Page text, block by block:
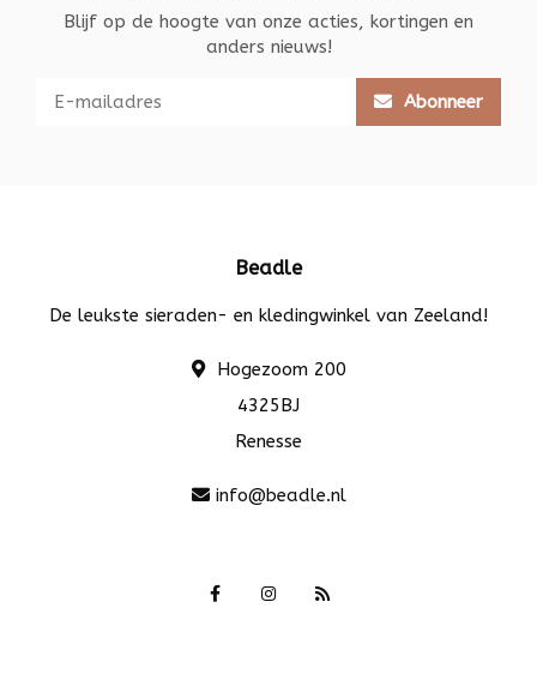
Blijf op de hoogte van onze acties, kortingen en
anders nieuws!
Abonneer
Beadle
De leukste sieraden- en kledingwinkel van Zeeland!
Hogezoom 200
4325BJ
Renesse
info@beadle.nl